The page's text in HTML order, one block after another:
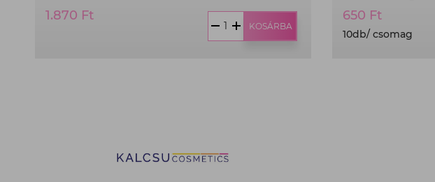
Termék
1.870 Ft
KOSÁRBA
Termék
650
650 Ft
10db/ csomag